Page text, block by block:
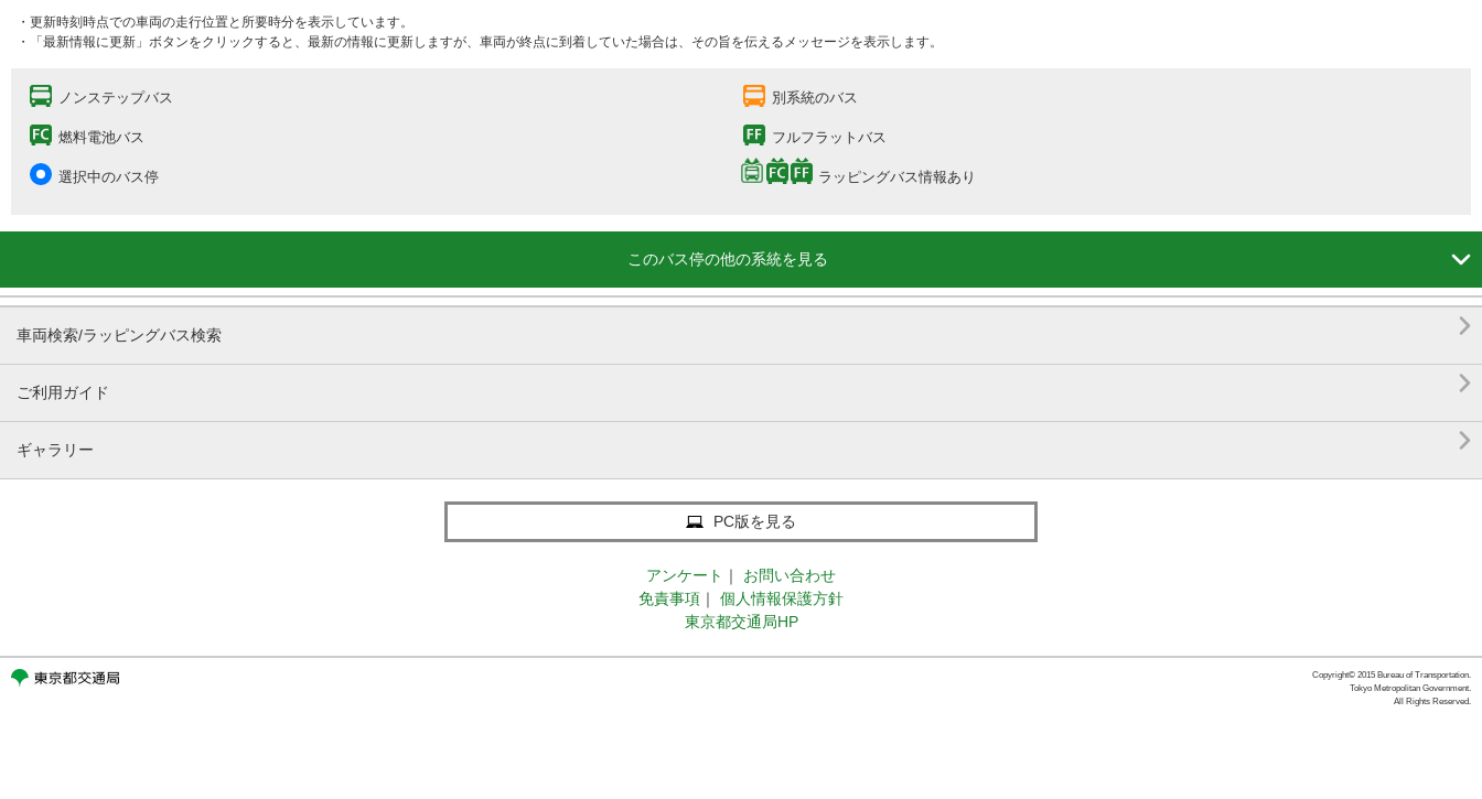
・更新時刻時点での車両の走行位置と所要時分を表示しています。
・「最新情報に更新」ボタンをクリックすると、最新の情報に更新しますが、車両が終点に到着していた場合は、その旨を伝えるメッセージを表示します。
ノンステップバス 別系統のバス
燃料電池バス フルフラットバス
選択中のバス停 ラッピングバス情報あり
このバス停の他の系統を見る 
車両検索/ラッピングバス検索 
ご利用ガイド 
ギャラリー 
PC版を見る
アンケート ｜
お問い合わせ
免責事項 ｜
個人情報保護方針
東京都交通局HP
Copyright© 2015 Bureau of Transportation.
Tokyo Metropolitan Government.
All Rights Reserved.